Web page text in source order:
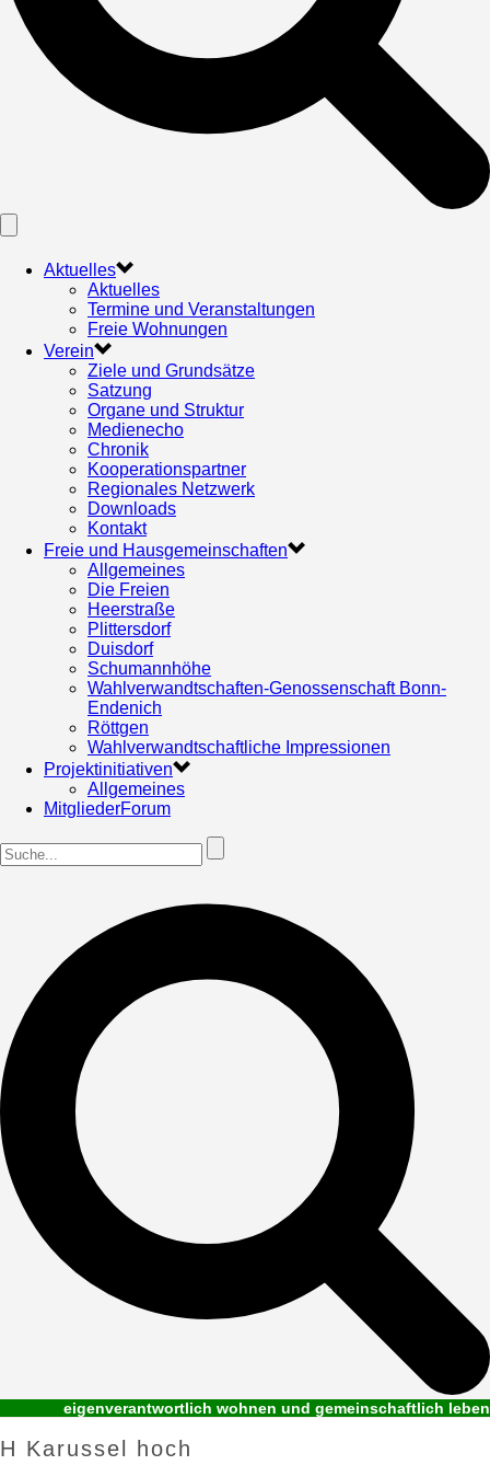
Aktuelles
Aktuelles
Termine und Veranstaltungen
Freie Wohnungen
Verein
Ziele und Grundsätze
Satzung
Organe und Struktur
Medienecho
Chronik
Kooperationspartner
Regionales Netzwerk
Downloads
Kontakt
Freie und Hausgemeinschaften
Allgemeines
Die Freien
Heerstraße
Plittersdorf
Duisdorf
Schumannhöhe
Wahlverwandtschaften-Genossenschaft Bonn-
Endenich
Röttgen
Wahlverwandtschaftliche Impressionen
Projektinitiativen
Allgemeines
MitgliederForum
eigenverantwortlich wohnen und gemeinschaftlich leben
H Karussel hoch